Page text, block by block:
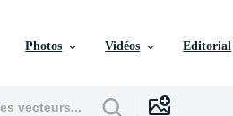
Photos Vidéos Editorial